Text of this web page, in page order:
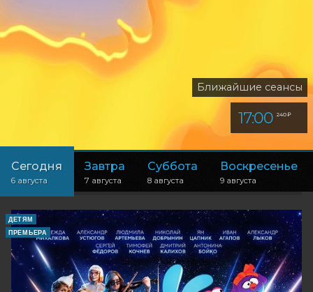
Ближайшие сеансы
17:00 240 ₽
Сегодня
6 августа
Завтра
7 августа
Суббота
8 августа
Воскресенье
9 августа
ДЕТЯМ
ПРЕМЬЕРА